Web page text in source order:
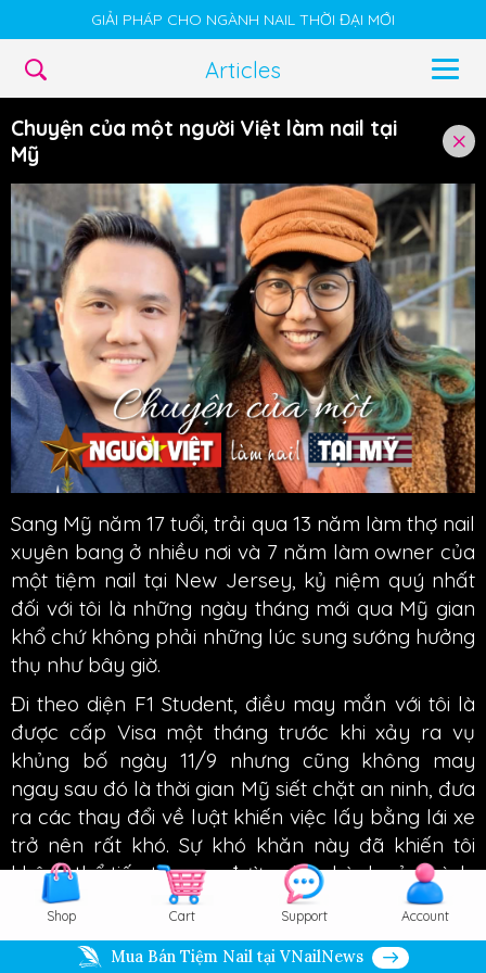
GIẢI PHÁP CHO NGÀNH NAIL THỜI ĐẠI MỚI
Articles
Chuyện của một người Việt làm nail tại
Mỹ
Sang Mỹ năm 17 tuổi, trải qua 13 năm làm thợ nail
xuyên bang ở nhiều nơi và 7 năm làm owner của
một tiệm nail tại New Jersey, kỷ niệm quý nhất
đối với tôi là những ngày tháng mới qua Mỹ gian
khổ chứ không phải những lúc sung sướng hưởng
thụ như bây giờ.
Đi theo diện F1 Student, điều may mắn với tôi là
được cấp Visa một tháng trước khi xảy ra vụ
khủng bố ngày 11/9 nhưng cũng không may
ngay sau đó là thời gian Mỹ siết chặt an ninh, đưa
ra các thay đổi về luật khiến việc lấy bằng lái xe
trở nên rất khó. Sự khó khăn này đã khiến tôi
không thể tiếp tục con đường học hành của mình.
Trong 8 năm đầu tại Mỹ, tôi di chuyển chủ yếu
bằng phương tiện công cộng gồm tàu điện và
Shop Cart Support Account
Mua Bán Tiệm Nail tại VNailNews